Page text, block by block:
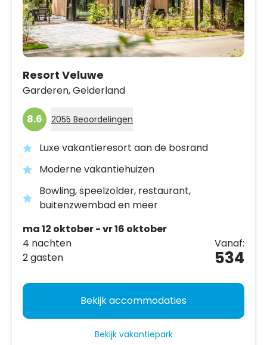
Resort Veluwe
Garderen,Gelderland
8.6 2055 Beoordelingen
Luxe vakantieresort aan de bosrand
Moderne vakantiehuizen
Bowling, speelzolder, restaurant,
buitenzwembad en meer
ma 12 oktober - vr 16 oktober
4 nachten
2 gasten
Vanaf:
534
Bekijk accommodaties
Bekijk vakantiepark